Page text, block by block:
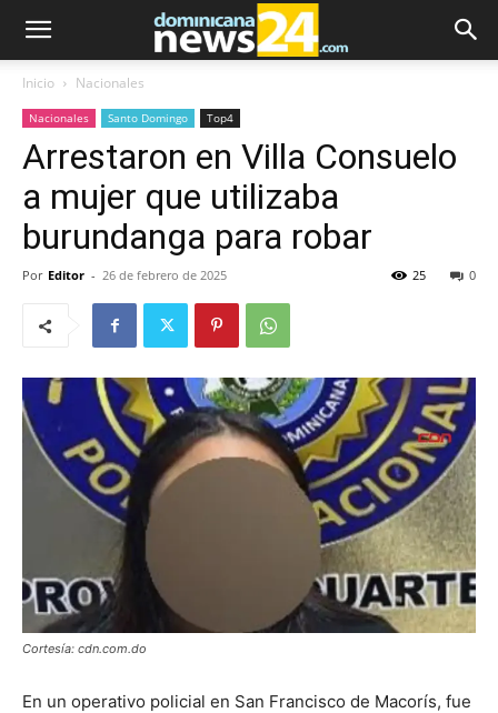
Inicio Nacionales
Nacionales Santo Domingo Top4
Arrestaron en Villa Consuelo
a mujer que utilizaba
burundanga para robar
Por Editor - 26 de febrero de 2025 0
25
Cortesía: cdn.com.do
En un operativo policial en San Francisco de Macorís, fue